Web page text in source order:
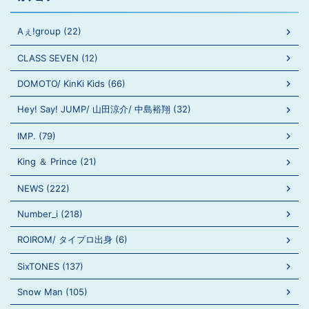
Aぇ!group (22)
CLASS SEVEN (12)
DOMOTO/ KinKi Kids (66)
Hey! Say! JUMP/ 山田涼介/ 中島裕翔 (32)
IMP. (79)
King ＆ Prince (21)
NEWS (222)
Number_i (218)
ROIROM/ タイプロ出身 (6)
SixTONES (137)
Snow Man (105)